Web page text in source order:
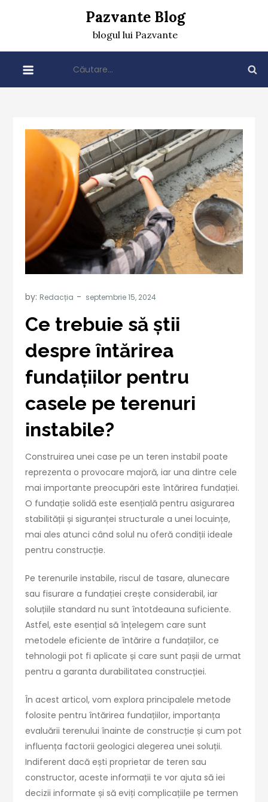
Pazvante Blog
blogul lui Pazvante
după:
by: Redacția
Ce trebuie să știi
despre întărirea
fundațiilor pentru
casele pe terenuri
instabile?
Construirea unei case pe un teren instabil poate
reprezenta o provocare majoră, iar una dintre cele
mai importante preocupări este întărirea fundației.
O fundație solidă este esențială pentru asigurarea
stabilității și siguranței structurale a unei locuințe,
mai ales atunci când solul nu oferă condiții ideale
pentru construcție.
Pe terenurile instabile, riscul de tasare, alunecare
sau fisurare a fundației crește considerabil, iar
soluțiile standard nu sunt întotdeauna suficiente.
Astfel, este esențial să înțelegem care sunt
metodele eficiente de întărire a fundațiilor, ce
tehnologii pot fi aplicate și care sunt pașii de urmat
pentru a garanta durabilitatea construcției.
În acest articol, vom explora principalele metode
folosite pentru întărirea fundațiilor, importanța
evaluării terenului înainte de construcție și cum pot
influența factorii geologici alegerea unei soluții.
Indiferent dacă ești proprietar de teren sau
constructor, aceste informații te vor ajuta să iei
decizii informate și să eviți complicațiile pe termen